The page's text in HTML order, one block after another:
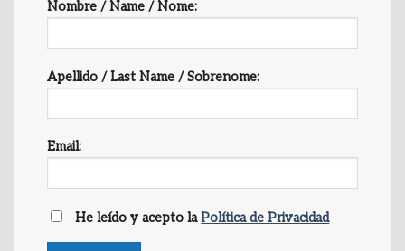
Nombre / Name / Nome:
Apellido / Last Name / Sobrenome:
Email:
He leído y acepto laPolítica de Privacidad